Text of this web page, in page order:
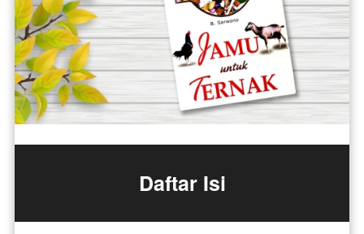
Daftar Isi